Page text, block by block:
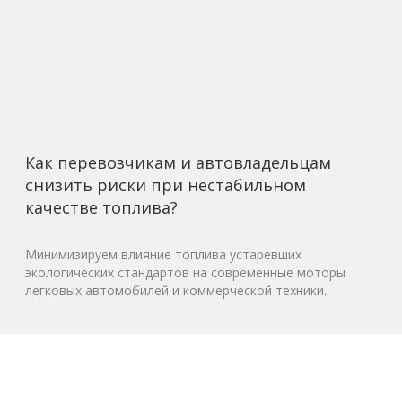
Как перевозчикам и автовладельцам
снизить риски при нестабильном
качестве топлива?
Минимизируем влияние топлива устаревших
экологических стандартов на современные моторы
легковых автомобилей и коммерческой техники.